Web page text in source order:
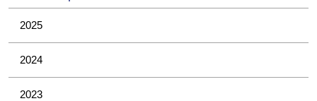
2025
2024
2023